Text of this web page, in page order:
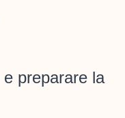
preparare la